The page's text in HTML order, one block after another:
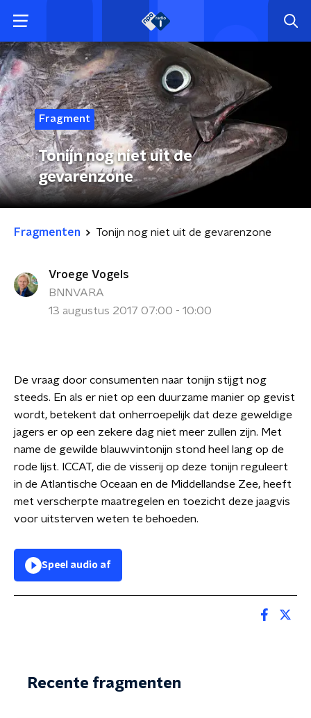
Fragment
Tonijn nog niet uit de
gevarenzone
Fragmenten Tonijn nog niet uit de gevarenzone
Vroege Vogels
BNNVARA
13 augustus 2017 07:00 - 10:00
De vraag door consumenten naar tonijn stijgt nog
steeds. En als er niet op een duurzame manier op gevist
wordt, betekent dat onherroepelijk dat deze geweldige
jagers er op een zekere dag niet meer zullen zijn. Met
name de gewilde blauwvintonijn stond heel lang op de
rode lijst. ICCAT, die de visserij op deze tonijn reguleert
in de Atlantische Oceaan en de Middellandse Zee, heeft
met verscherpte maatregelen en toezicht deze jaagvis
voor uitsterven weten te behoeden.
Speel audio af
Recente fragmenten